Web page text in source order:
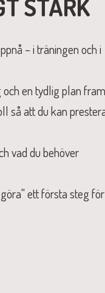
STARK
– i träningen och i
en tydlig plan
så att du kan
vad du behöver
ett första steg